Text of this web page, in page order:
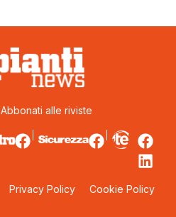
Abbonati alle riviste
Privacy Policy Cookie Policy